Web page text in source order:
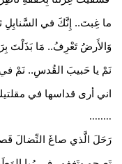
ما غِبتَ.. إِنَّكَ في السَّنابِلِ
وَالأَرضُ تَعْرِفُ.. مَا بَذَلْتَ
نَمْ يا حَبيبَ القُدسِ.. نَمْ
اني أرى قداسها في
........
رَحَلَ الَّذي صاغَ النِّضالَ